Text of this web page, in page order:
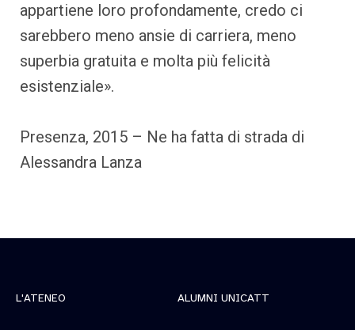
appartiene loro profondamente, credo ci
sarebbero meno ansie di carriera, meno
superbia gratuita e molta più felicità
esistenziale».
Presenza, 2015 – Ne ha fatta di strada di
Alessandra Lanza
L'ATENEO ALUMNI UNICATT